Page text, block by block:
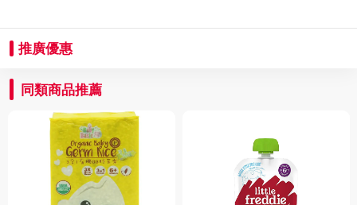
推廣優惠
同類商品推薦